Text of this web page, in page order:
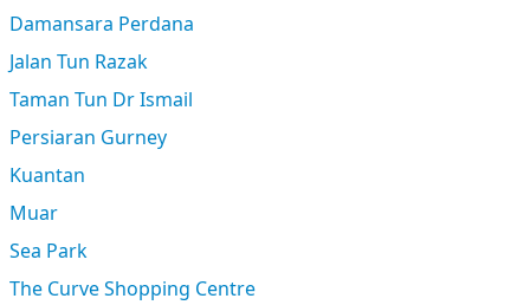
Damansara Perdana
Jalan Tun Razak
Taman Tun Dr Ismail
Persiaran Gurney
Kuantan
Muar
Sea Park
The Curve Shopping Centre